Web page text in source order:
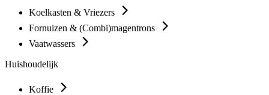
Koelkasten & Vriezers
Fornuizen & (Combi)magentrons
Vaatwassers
Huishoudelijk
Koffie